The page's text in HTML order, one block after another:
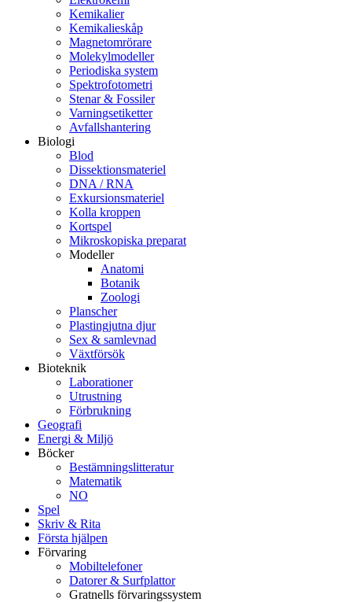
Kemikalier
Kemikalieskåp
Magnetomrörare
Molekylmodeller
Periodiska system
Spektrofotometri
Stenar & Fossiler
Varningsetiketter
Avfallshantering
Biologi
Blod
Dissektionsmateriel
DNA / RNA
Exkursionsmateriel
Kolla kroppen
Kortspel
Mikroskopiska preparat
Modeller
Anatomi
Botanik
Zoologi
Planscher
Plastingjutna djur
Sex & samlevnad
Växtförsök
Bioteknik
Laborationer
Utrustning
Förbrukning
Geografi
Energi & Miljö
Böcker
Bestämningslitteratur
Matematik
NO
Spel
Skriv & Rita
Första hjälpen
Förvaring
Mobiltelefoner
Datorer & Surfplattor
Gratnells förvaringssystem